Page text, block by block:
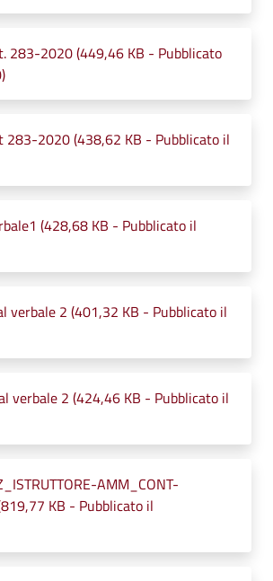
283-2020 (449,46 KB - Pubblicato
283-2020 (438,62 KB - Pubblicato il
(428,68 KB - Pubblicato il
verbale 2 (401,32 KB - Pubblicato il
verbale 2 (424,46 KB - Pubblicato il
AMM_CONT-
KB - Pubblicato il